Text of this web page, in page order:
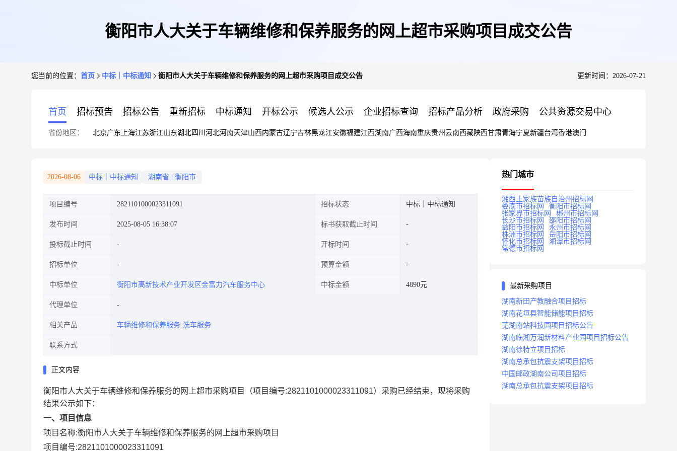
衡阳市人大关于车辆维修和保养服务的网上超市采购项目成交公告
您当前的位置： 首页 中标｜中标通知 衡阳市人大关于车辆维修和保养服务的网上超市采购项目成交公告 更新时间：2026-07-21
首页 招标预告 招标公告 重新招标 中标通知 开标公示 候选人公示 企业招标查询 招标产品分析 政府采购 公共资源交易中心
省份地区： 北京广东 上海江苏浙江山东湖北四川 河北河南天津山西内蒙古辽宁吉林黑龙江安徽福建江西湖南广西海南重庆贵州 云南西藏陕西甘肃青海宁夏新疆台湾香港澳门
2026-08-06 中标｜中标通知 湖南省 衡阳市
项目编号 2821101000023311091 招标状态 中标｜中标通知
发布时间 2025-08-05 16:38:07 标书获取截止时间
投标截止时间 开标时间
招标单位 预算金额
中标单位 衡阳市高新技术产业开发区金富力汽车服务中心 中标金额 4890元
代理单位
相关产品 车辆维修和保养服务 洗车服务
联系方式
正文内容
衡阳市人大关于车辆维修和保养服务的网上超市采购项目 （项目编号:2821101000023311091）采购已经结束，现将采购
结果公示如下：
一、项目信息
项目名称:衡阳市人大关于车辆维修和保养服务的网上超市采购项目
项目编号:2821101000023311091
热门城市
湘西土家族苗族自治州招标网
娄底市招标网
衡阳市招标网
张家界市招标网
郴州市招标网
长沙市招标网
邵阳市招标网
益阳市招标网
永州市招标网
株洲市招标网
岳阳市招标网
怀化市招标网
湘潭市招标网
常德市招标网
最新采购项目
湖南新田产教融合项目招标
湖南花垣县智能储能项目招标
芜湖南站科技园项目招标公告
湖南临湘万润新材料产业园项目招标公告
湖南徐特立项目招标
湖南总承包抗震支架项目招标
中国邮政湖南公司项目招标
湖南总承包抗震支架项目招标